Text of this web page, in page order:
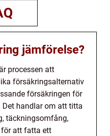
jämförelse?
processen att
försäkringsalternativ
försäkringen för
handlar om att titta
täckningsomfång,
för att fatta ett